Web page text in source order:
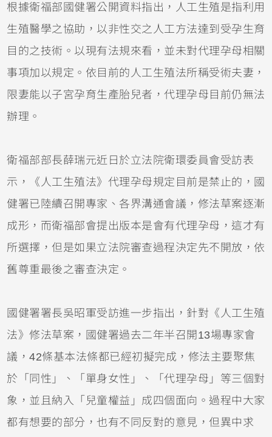
根據衛福部國健署公開資料指出，人工生殖是指利用
生殖醫學之協助，以非性交之人工方法達到受孕生育
目的之技術。以現有法規來看，並未對代理孕母相關
事項加以規定。依目前的人工生殖法所稱受術夫妻，
限妻能以子宮孕育生產胎兒者，代理孕母目前仍無法
辦理。
衛福部部長薛瑞元近日於立法院衛環委員會受訪表
示，《人工生殖法》代理孕母規定目前是禁止的，國
健署已陸續召開專家、各界溝通會議，修法草案逐漸
成形，而衛福部會提出版本是會有代理孕母，這才有
所選擇，但是如果立法院審查過程決定先不開放，依
舊尊重最後之審查決定。
國健署署長吳昭軍受訪進一步指出，針對《人工生殖
法》修法草案，國健署過去二年半召開13場專家會
議，42條基本法條都已經初擬完成，修法主要聚焦
於「同性」、「單身女性」、「代理孕母」等三個對
象，並且納入「兒童權益」成四個面向。過程中大家
都有想要的部分，也有不同反對的意見，但異中求